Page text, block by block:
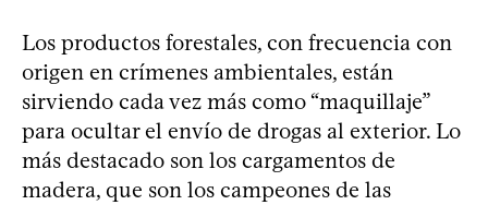
Los productos forestales, con frecuencia con
origen en crímenes ambientales, están
sirviendo cada vez más como “maquillaje”
para ocultar el envío de drogas al exterior. Lo
más destacado son los cargamentos de
madera, que son los campeones de las